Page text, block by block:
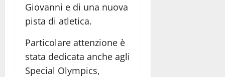
Giovanni e di una nuova
pista di atletica.
Particolare attenzione è
stata dedicata anche agli
Special Olympics,